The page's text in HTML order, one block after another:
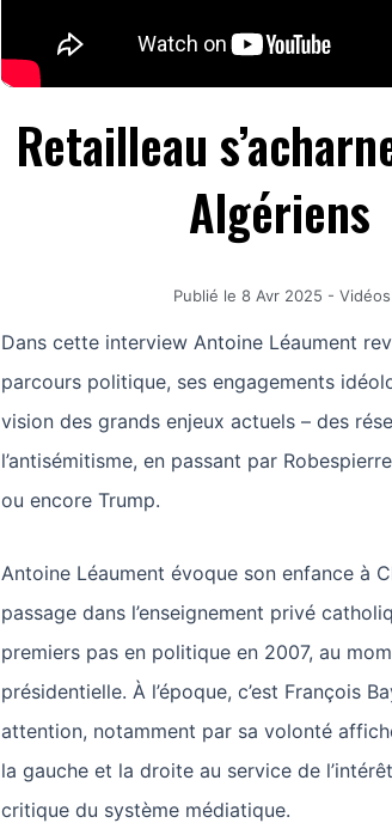
Retailleau
Algériens
Publié le 8 Avr 2025 - Vidéos
Dans cette interview Antoine Léaument
parcours politique, ses engagements
vision des grands enjeux actuels – des
l’antisémitisme, en passant par
ou encore Trump.
Antoine Léaument évoque son enfance à
passage dans l’enseignement privé
premiers pas en politique en 2007, au
présidentielle. À l’époque, c’est François
attention, notamment par sa volonté
la gauche et la droite au service de
critique du système médiatique.